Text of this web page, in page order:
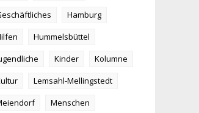
Hamburg
Hummelsbüttel
Kinder
Kolumne
Lemsahl-Mellingstedt
Menschen